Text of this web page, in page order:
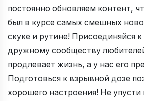
постоянно обновляем контент,
был в курсе самых смешных
скуке и рутине! Присоединяйся
дружному сообществу
продлевает жизнь, а у нас его
Подготовься к взрывной дозе
хорошего настроения! Не